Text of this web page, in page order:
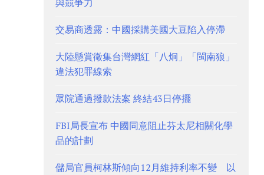
交易商透露：中國採購美國大豆陷入停滯
大陸懸賞徵集台灣網紅「八炯」「閩南狼」
違法犯罪線索
眾院通過撥款法案 終結43日停擺
FBI局長宣布 中國同意阻止芬太尼相關化學
品的計劃
儲局官員柯林斯傾向12月維持利率不變 以